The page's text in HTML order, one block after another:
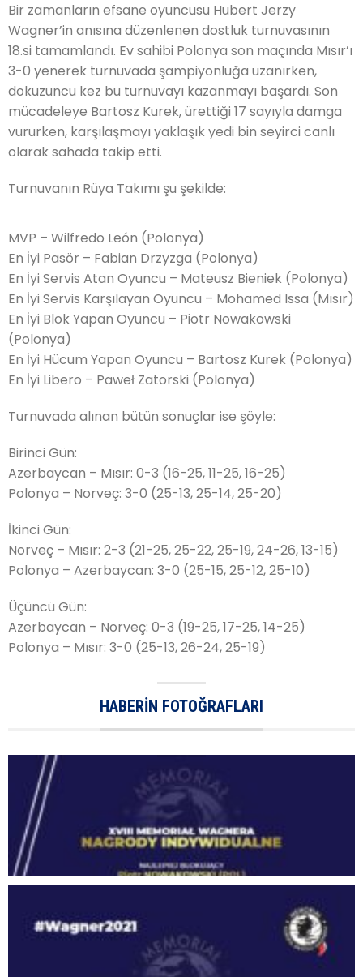
Bir zamanların efsane oyuncusu Hubert Jerzy
Wagner’in anısına düzenlenen dostluk turnuvasının
18.si tamamlandı. Ev sahibi Polonya son maçında Mısır’ı
3-0 yenerek turnuvada şampiyonluğa uzanırken,
dokuzuncu kez bu turnuvayı kazanmayı başardı. Son
mücadeleye Bartosz Kurek, ürettiği 17 sayıyla damga
vururken, karşılaşmayı yaklaşık yedi bin seyirci canlı
olarak sahada takip etti.
Turnuvanın Rüya Takımı şu şekilde:
MVP – Wilfredo León (Polonya)
En İyi Pasör – Fabian Drzyzga (Polonya)
En İyi Servis Atan Oyuncu – Mateusz Bieniek (Polonya)
En İyi Servis Karşılayan Oyuncu – Mohamed Issa (Mısır)
En İyi Blok Yapan Oyuncu – Piotr Nowakowski
(Polonya)
En İyi Hücum Yapan Oyuncu – Bartosz Kurek (Polonya)
En İyi Libero – Paweł Zatorski (Polonya)
Turnuvada alınan bütün sonuçlar ise şöyle:
Birinci Gün:
Azerbaycan – Mısır: 0-3 (16-25, 11-25, 16-25)
Polonya – Norveç: 3-0 (25-13, 25-14, 25-20)
İkinci Gün:
Norveç – Mısır: 2-3 (21-25, 25-22, 25-19, 24-26, 13-15)
Polonya – Azerbaycan: 3-0 (25-15, 25-12, 25-10)
Üçüncü Gün:
Azerbaycan – Norveç: 0-3 (19-25, 17-25, 14-25)
Polonya – Mısır: 3-0 (25-13, 26-24, 25-19)
HABERIN FOTOĞRAFLARI